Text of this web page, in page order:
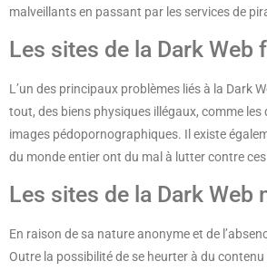
malveillants en passant par les services de
Les sites de la Dark
L’un des principaux problèmes liés à la Dark
tout, des biens physiques illégaux, comme
images pédopornographiques. Il existe
du monde entier ont du mal à lutter contre
Les sites de la Dark
En raison de sa nature anonyme et de
Outre la possibilité de se heurter à du